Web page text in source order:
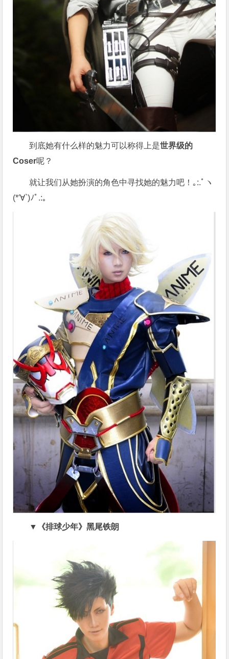
到底她有什么样的魅力可以称得上是世界级的
Coser呢？
就让我们从她扮演的角色中寻找她的魅力吧！｡:.ﾟヽ
(*′∀`)ﾉﾟ.:｡
▼《排球少年》黑尾铁朗